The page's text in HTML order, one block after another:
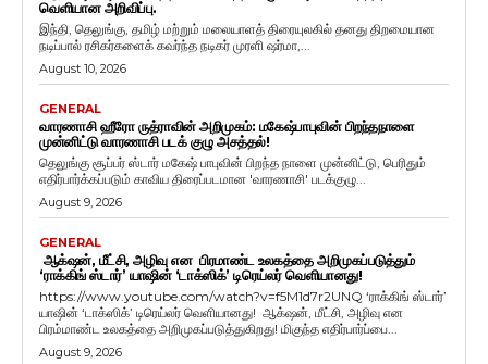
வெளியான அறிவிப்பு.
இந்தி, தெலுங்கு, தமிழ் மற்றும் மலையாளத் திரையுலகில் தனது திறமையான
நடிப்பால் ரசிகர்களைக் கவர்ந்த நடிகர் முரளி ஷர்மா,...
August 10, 2026
GENERAL
வாரணாசி ஹீரோ ருத்ராவின் அறிமுகம்: மகேஷ்பாபுவின் பிறந்தநாளை
முன்னிட்டு வாரணாசி படக் குழு அசத்தல்!
தெலுங்கு சூப்பர் ஸ்டார் மகேஷ் பாபுவின் பிறந்த நாளை முன்னிட்டு, பெரிதும்
எதிர்பார்க்கப்படும் காவிய திரைப்படமான 'வாரணாசி' படக்குழு...
August 9, 2026
GENERAL
ஆக்‌ஷன், மீட்சி, அழிவு என பிரமாண்ட உலகத்தை அறிமுகப்படுத்தும்
‘ராக்கிங் ஸ்டார்’ யாஷின் ‘டாக்ஸிக்’ டிரெய்லர் வெளியானது!
https://www.youtube.com/watch?v=f5M1d7r2UNQ ‘ராக்கிங் ஸ்டார்’
யாஷின் ‘டாக்ஸிக்’ டிரெய்லர் வெளியானது! ஆக்‌ஷன், மீட்சி, அழிவு என
பிரம்மாண்ட உலகத்தை அறிமுகப்படுத்துகிறது! மிகுந்த எதிர்பார்ப்பை...
August 9, 2026